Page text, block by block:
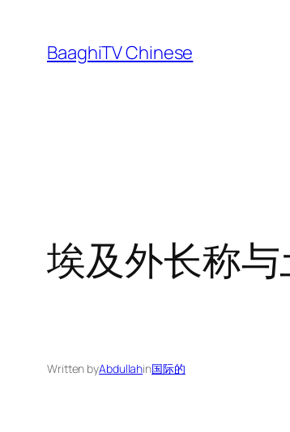
content
BaaghiTV Chinese
埃及外长称与
Written byAbdullahin国际的